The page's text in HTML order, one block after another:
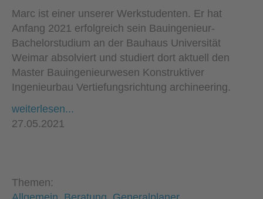
Marc ist einer unserer Werkstudenten. Er hat
Anfang 2021 erfolgreich sein Bauingenieur-
Bachelorstudium an der Bauhaus Universität
Weimar absolviert und studiert dort aktuell den
Master Bauingenieurwesen Konstruktiver
Ingenieurbau Vertiefungsrichtung archineering.
weiterlesen...
27.05.2021
Themen: